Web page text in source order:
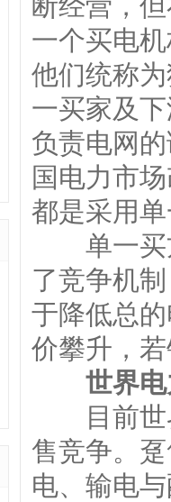
断经营，
一个买电
他们统称
一买家及
负责电网
国电力市
都是采用
单一买方
了竞争机
于降低总
价攀升，
世界
目前世界
售竞争。
电、输电